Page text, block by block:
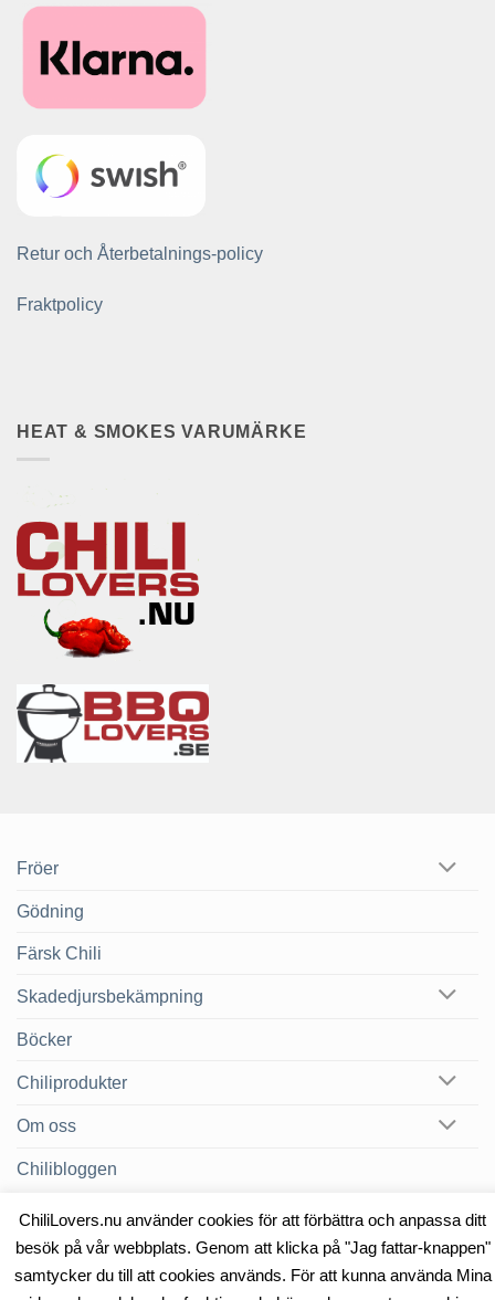
Retur och Återbetalnings-policy
Fraktpolicy
HEAT & SMOKES VARUMÄRKE
Fröer
Gödning
Färsk Chili
Skadedjursbekämpning
Böcker
Chiliprodukter
Om oss
Chilibloggen
OM OSS KONTAKT
Copyright 2026 ©Heat & Smoke AB
ChiliLovers.nu använder cookies för att förbättra och anpassa ditt
besök på vår webbplats. Genom att klicka på "Jag fattar-knappen"
samtycker du till att cookies används. För att kunna använda Mina